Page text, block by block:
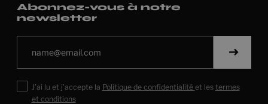
Abonnez-vous à notre
newsletter
J’ai lu et j’accepte la Politique de confidentialité et les termes
et conditions